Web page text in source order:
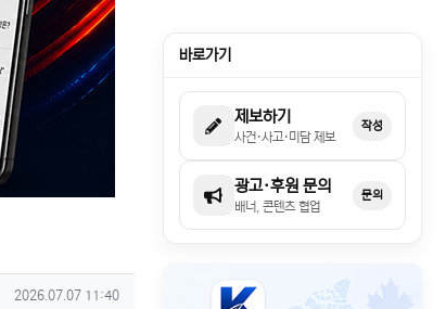
작성일
2026.07.07 11:40
바로가기
제보하기
사건·사고·미담 제보
작성
광고·후원 문의
배너, 콘텐츠 협업
문의